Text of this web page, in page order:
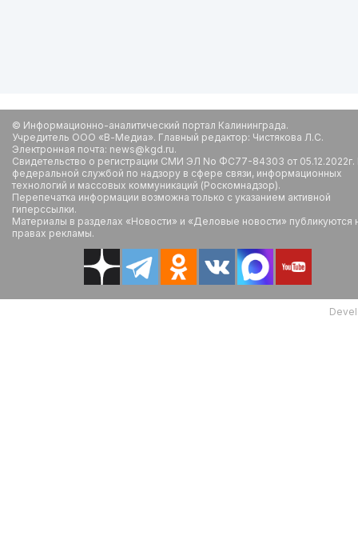
© Информационно-аналитический портал Калининграда.
Учредитель ООО «В-Медиа». Главный редактор: Чистякова Л.С.
Электронная почта: news@kgd.ru.
Свидетельство о регистрации СМИ ЭЛ No ФС77-84303 от
федеральной службой по надзору в сфере связи, информационных
технологий и массовых коммуникаций (Роскомнадзор).
Перепечатка информации возможна только с указанием активной
гиперссылки.
Материалы в разделах «Новости» и «Деловые новости» публикуются
правах рекламы.